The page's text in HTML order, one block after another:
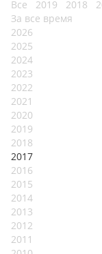
Все 2019 2018
За все время
2026
2025
2024
2023
2022
2021
2020
2019
2018
2017
2016
2015
2014
2013
2012
2011